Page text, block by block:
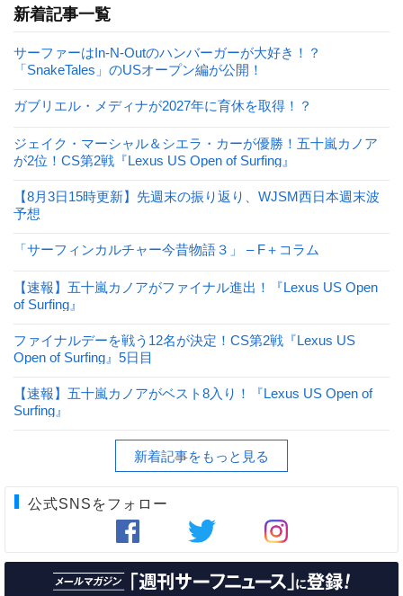
新着記事一覧
サーファーはIn-N-Outのハンバーガーが大好き！？
「SnakeTales」のUSオープン編が公開！
ガブリエル・メディナが2027年に育休を取得！？
ジェイク・マーシャル＆シエラ・カーが優勝！五十嵐カノア
が2位！CS第2戦『Lexus US Open of Surfing』
【8月3日15時更新】先週末の振り返り、WJSM西日本週末波
予想
「サーフィンカルチャー今昔物語３」 – F＋コラム
【速報】五十嵐カノアがファイナル進出！『Lexus US Open
of Surfing』
ファイナルデーを戦う12名が決定！CS第2戦『Lexus US
Open of Surfing』5日目
【速報】五十嵐カノアがベスト8入り！『Lexus US Open of
Surfing』
新着記事をもっと見る
公式SNSをフォロー